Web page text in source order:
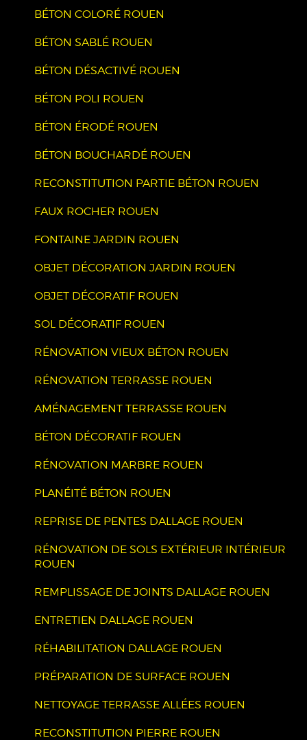
BÉTON COLORÉ ROUEN
BÉTON SABLÉ ROUEN
BÉTON DÉSACTIVÉ ROUEN
BÉTON POLI ROUEN
BÉTON ÉRODÉ ROUEN
BÉTON BOUCHARDÉ ROUEN
RECONSTITUTION PARTIE BÉTON ROUEN
FAUX ROCHER ROUEN
FONTAINE JARDIN ROUEN
OBJET DÉCORATION JARDIN ROUEN
OBJET DÉCORATIF ROUEN
SOL DÉCORATIF ROUEN
RÉNOVATION VIEUX BÉTON ROUEN
RÉNOVATION TERRASSE ROUEN
AMÉNAGEMENT TERRASSE ROUEN
BÉTON DÉCORATIF ROUEN
RÉNOVATION MARBRE ROUEN
PLANÉITÉ BÉTON ROUEN
REPRISE DE PENTES DALLAGE ROUEN
RÉNOVATION DE SOLS EXTÉRIEUR INTÉRIEUR
ROUEN
REMPLISSAGE DE JOINTS DALLAGE ROUEN
ENTRETIEN DALLAGE ROUEN
RÉHABILITATION DALLAGE ROUEN
PRÉPARATION DE SURFACE ROUEN
NETTOYAGE TERRASSE ALLÉES ROUEN
RECONSTITUTION PIERRE ROUEN